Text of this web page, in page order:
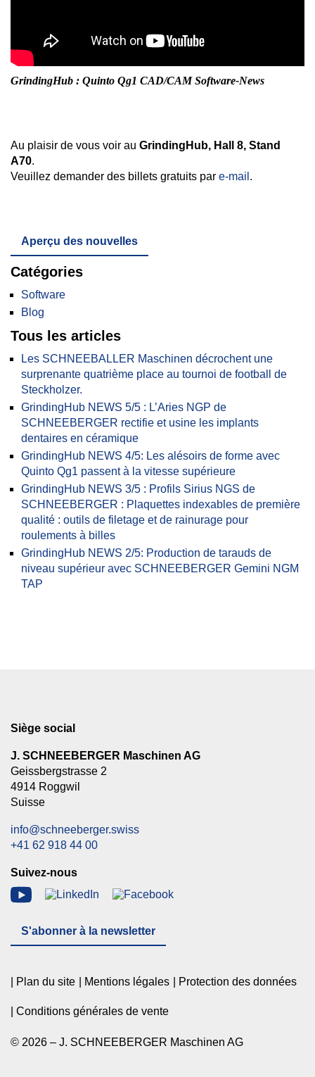
GrindingHub : Quinto Qg1 CAD/CAM Software-News
Au plaisir de vous voir au GrindingHub, Hall 8, Stand
A70.
Veuillez demander des billets gratuits par e-mail .
Aperçu des nouvelles
Catégories
Software
Blog
Tous les articles
Les SCHNEEBALLER Maschinen décrochent une
surprenante quatrième place au tournoi de football de
Steckholzer.
GrindingHub NEWS 5/5 : L’Aries NGP de
SCHNEEBERGER rectifie et usine les implants
dentaires en céramique
GrindingHub NEWS 4/5: Les alésoirs de forme avec
Quinto Qg1 passent à la vitesse supérieure
GrindingHub NEWS 3/5 : Profils Sirius NGS de
SCHNEEBERGER : Plaquettes indexables de première
qualité : outils de filetage et de rainurage pour
roulements à billes
GrindingHub NEWS 2/5: Production de tarauds de
niveau supérieur avec SCHNEEBERGER Gemini NGM
TAP
Siège social
J. SCHNEEBERGER Maschinen AG
Geissbergstrasse 2
4914 Roggwil
Suisse
info@schneeberger.swiss
+41 62 918 44 00
Suivez-nous
S'abonner à la newsletter
Plan du site Mentions légales Protection des données
Conditions générales de vente
© 2026 – J. SCHNEEBERGER Maschinen AG